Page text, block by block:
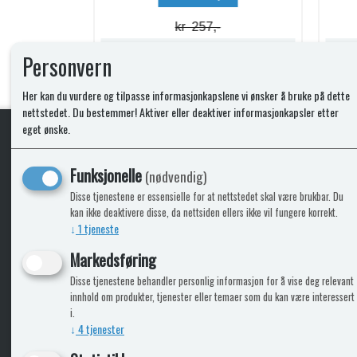
kr 74,-
Kjøp
KLikk & hent
ICARAVANGRUPPEN
Bobilkjeden - iCaravan Tromsø
Caravan.no - når camping er livet
Fritidsvarehuset.no - barn og velvære
Cookies
Personvern
Her kan du vurdere og tilpasse informasjonkapslene vi ønsker å bruke på dette
nettstedet. Du bestemmer! Aktiver eller deaktiver informasjonkapsler etter
eget ønske.
Funksjonelle(nødvendig)
Disse tjenestene er essensielle for at nettstedet skal være brukbar. Du
kan ikke deaktivere disse, da nettsiden ellers ikke vil fungere korrekt.
↓ 1tjeneste
Markedsføring
Disse tjenestene behandler personlig informasjon for å vise deg relevant
innhold om produkter, tjenester eller temaer som du kan være interessert
i.
↓ 4tjenester